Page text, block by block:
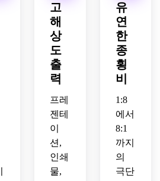
고
해
상
도
출
력
프레
젠테
이
션,
인쇄
물,
유
연
한
종
횡
비
1:8
에서
8:1
까지
의
극단